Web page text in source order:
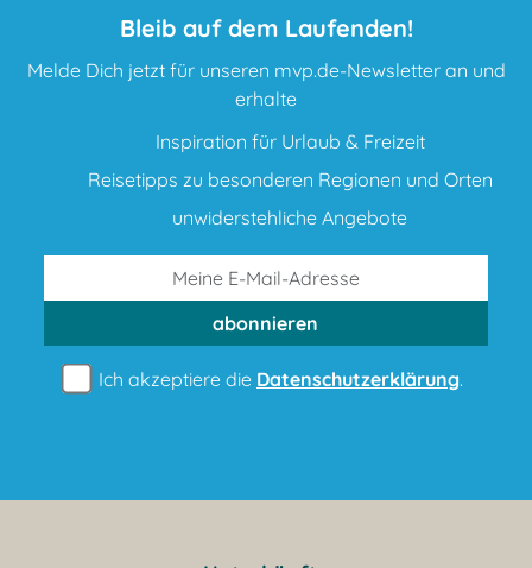
Bleib auf dem Laufenden!
Melde Dich jetzt für unseren mvp.de-Newsletter an und
erhalte
Inspiration für Urlaub & Freizeit
Reisetipps zu besonderen Regionen und Orten
unwiderstehliche Angebote
abonnieren
Ich akzeptiere die Datenschutzerklärung.